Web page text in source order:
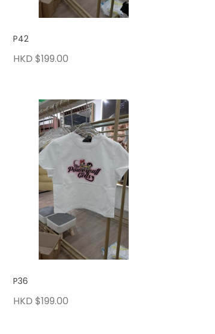
P42
HKD $199.00
P36
HKD $199.00